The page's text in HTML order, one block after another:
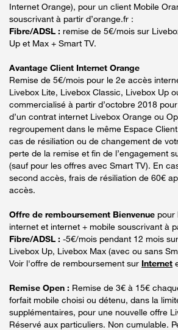
Internet Orange), pour un client Mobile
souscrivant à partir d’orange.fr :
Fibre/ADSL : remise de 5€/mois sur
Up et Max + Smart TV.
Avantage Client Internet Orange
Remise de 5€/mois pour le 2e accès
Livebox Lite, Livebox Classic, Livebox Up
commercialisé à partir d’octobre 2018
d’un contrat internet Livebox Orange ou
regroupement dans le même Espace
cas de résiliation ou de changement de
perte de la remise et fin de l’engagement
(sauf pour les offres avec Smart TV). En
second accès, frais de résiliation de 60€
accès.
Offre de remboursement Bienvenue pour
internet et internet + mobile souscrivant à
Fibre/ADSL : -5€/mois pendant 12 mois
Livebox Up, Livebox Max (avec ou sans
Voir l'offre de remboursement sur Internet
Remise Open : Remise de 3€ à 15€
forfait mobile choisi ou détenu, dans la
supplémentaires, pour une nouvelle offre
Réservé aux particuliers. Non cumulable.